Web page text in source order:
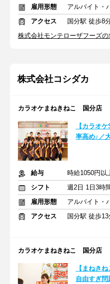
雇用形態
アルバイト・
アクセス
国分駅 徒歩8
株式会社モンテローザフーズ
株式会社コシダカ
カラオケまねきねこ 国分店
【カラオ
率高め♪／
給与
時給1050円
シフト
週2日 1日3時
雇用形態
アルバイト・
アクセス
国分駅 徒歩13
カラオケまねきねこ 国分店
【まねき
自由すぎ